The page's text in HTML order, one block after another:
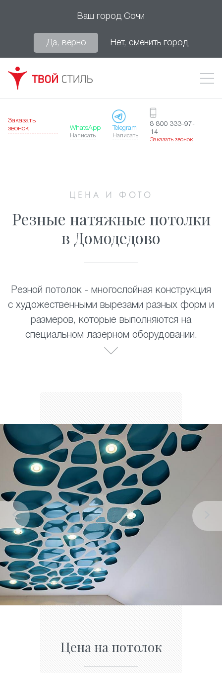
Ваш город Сочи
Да, верно Нет, сменить город
Заказать
звонок
WhatsApp
Написать
Telegram
Написать
8 800 333-97-
14
Заказать звонок
ЦЕНА И ФОТО
Резные натяжные потолки
в Домодедово
Резной потолок - многослойная конструкция
с художественными вырезами разных форм и
размеров, которые выполняются на
специальном лазерном оборудовании.
Цена на потолок